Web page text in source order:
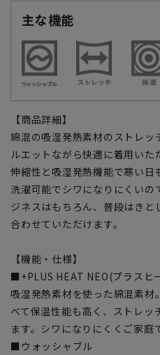
主な機能
【商品詳細】
綿混の吸湿発熱素材のストレ
ルエットながら快適に着用い
伸縮性と吸湿発熱機能で寒い
洗濯可能でシワになりにくい
ジネスはもちろん、普段はきと
合わせていただけます。
【機能・仕様】
■+PLUS HEAT NEO(プラスヒ
吸湿発熱素材を使った綿混素
べて保温性能も高く、ストレッ
ます。シワになりにくくご家庭
■ウォッシャブル